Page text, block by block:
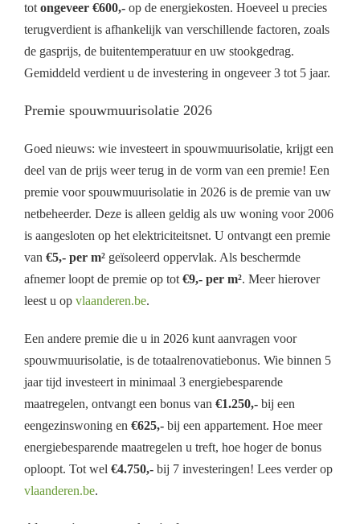
tot ongeveer €600,- op de energiekosten. Hoeveel u precies
terugverdient is afhankelijk van verschillende factoren, zoals
de gasprijs, de buitentemperatuur en uw stookgedrag.
Gemiddeld verdient u de investering in ongeveer 3 tot 5 jaar.
Premie spouwmuurisolatie 2026
Goed nieuws: wie investeert in spouwmuurisolatie, krijgt een
deel van de prijs weer terug in de vorm van een premie! Een
premie voor spouwmuurisolatie in 2026 is de premie van uw
netbeheerder. Deze is alleen geldig als uw woning voor 2006
is aangesloten op het elektriciteitsnet. U ontvangt een premie
van €5,- per m² geïsoleerd oppervlak. Als beschermde
afnemer loopt de premie op tot €9,- per m². Meer hierover
leest u op vlaanderen.be.
Een andere premie die u in 2026 kunt aanvragen voor
spouwmuurisolatie, is de totaalrenovatiebonus. Wie binnen 5
jaar tijd investeert in minimaal 3 energiebesparende
maatregelen, ontvangt een bonus van €1.250,- bij een
eengezinswoning en €625,- bij een appartement. Hoe meer
energiebesparende maatregelen u treft, hoe hoger de bonus
oploopt. Tot wel €4.750,- bij 7 investeringen! Lees verder op
vlaanderen.be.